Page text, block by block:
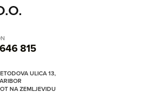
815
ULICA 13,
NA ZEMLJEVIDU